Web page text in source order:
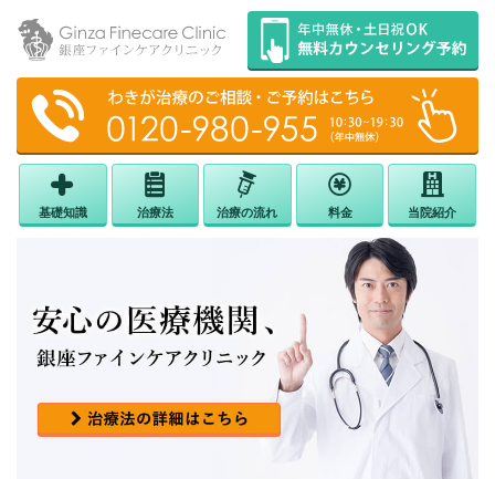
基礎知識 治療法 治療の流れ 料金 当院紹介